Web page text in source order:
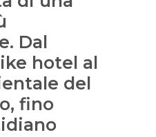
Dal
hotel al
del
fino